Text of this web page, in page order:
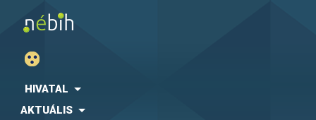
HIVATAL
AKTUÁLIS